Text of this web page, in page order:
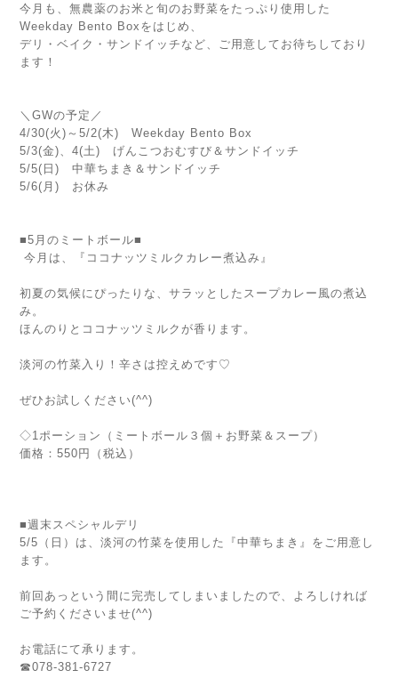
今月も、無農薬のお米と旬のお野菜をたっぷり使用した
Weekday Bento Boxをはじめ、
デリ・ベイク・サンドイッチなど、ご用意してお待ちしており
ます！
＼GWの予定／
4/30(火)～5/2(木) Weekday Bento Box
5/3(金)、4(土) げんこつおむすび＆サンドイッチ
5/5(日) 中華ちまき＆サンドイッチ
5/6(月) お休み
■5月のミートボール■
今月は、『ココナッツミルクカレー煮込み』
初夏の気候にぴったりな、サラッとしたスープカレー風の煮込
み。
ほんのりとココナッツミルクが香ります。
淡河の竹菜入り！辛さは控えめです♡
ぜひお試しください(^^)
◇1ポーション（ミートボール３個＋お野菜＆スープ）
価格：550円（税込）
■週末スペシャルデリ
5/5（日）は、淡河の竹菜を使用した『中華ちまき』をご用意し
ます。
前回あっという間に完売してしまいましたので、よろしければ
ご予約くださいませ(^^)
お電話にて承ります。
☎078-381-6727